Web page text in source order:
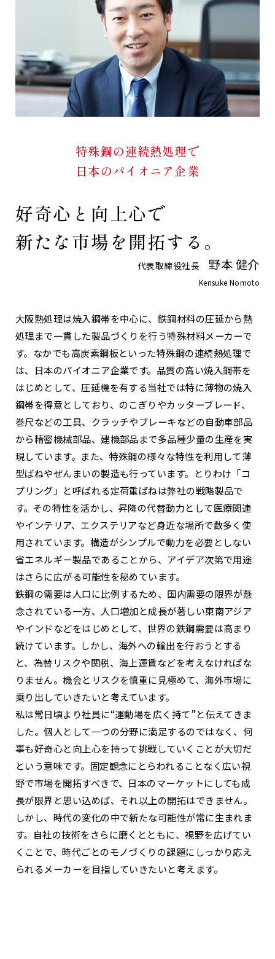
特殊鋼の連続熱処理で
日本のパイオニア企業
好奇心と向上心で
新たな市場を開拓する。
代表取締役社長野本 健介
Kensuke Nomoto
大阪熱処理は焼入鋼帯を中心に、鉄鋼材料の圧延から熱
処理まで一貫した製品づくりを行う特殊材料メーカーで
す。なかでも高炭素鋼板といった特殊鋼の連続熱処理で
は、日本のパイオニア企業です。品質の高い焼入鋼帯を
はじめとして、圧延機を有する当社では特に薄物の焼入
鋼帯を得意としており、のこぎりやカッターブレード、
巻尺などの工具、クラッチやブレーキなどの自動車部品
から精密機械部品、建機部品まで多品種少量の生産を実
現しています。また、特殊鋼の様々な特性を利用して薄
型ばねやぜんまいの製造も行っています。とりわけ「コ
プリング」と呼ばれる定荷重ばねは弊社の戦略製品で
す。その特性を活かし、昇降の代替動力として医療関連
やインテリア、エクステリアなど身近な場所で数多く使
用されています。構造がシンプルで動力を必要としない
省エネルギー製品であることから、アイデア次第で用途
はさらに広がる可能性を秘めています。
鉄鋼の需要は人口に比例するため、国内需要の限界が懸
念されている一方、人口増加と成長が著しい東南アジア
やインドなどをはじめとして、世界の鉄鋼需要は高まり
続けています。しかし、海外への輸出を行おうとする
と、為替リスクや関税、海上運賃などを考えなければな
りません。機会とリスクを慎重に見極めて、海外市場に
乗り出していきたいと考えています。
私は常日頃より社員に“運動場を広く持て”と伝えてきま
した。個人として一つの分野に満足するのではなく、何
事も好奇心と向上心を持って挑戦していくことが大切だ
という意味です。固定観念にとらわれることなく広い視
野で市場を開拓すべきで、日本のマーケットにしても成
長が限界と思い込めば、それ以上の開拓はできません。
しかし、時代の変化の中で新たな可能性が常に生まれま
す。自社の技術をさらに磨くとともに、視野を広げてい
くことで、時代ごとのモノづくりの課題にしっかり応え
られるメーカーを目指していきたいと考えます。